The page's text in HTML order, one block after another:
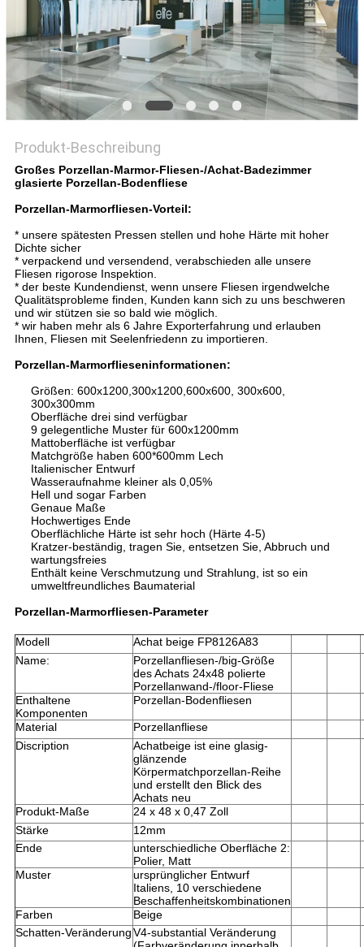
Produkt-Beschreibung
Großes Porzellan-Marmor-Fliesen-/Achat-Badezimmer
glasierte Porzellan-Bodenfliese
Porzellan-Marmorfliesen-Vorteil:
* unsere spätesten Pressen stellen und hohe Härte mit hoher
Dichte sicher
* verpackend und versendend, verabschieden alle unsere
Fliesen rigorose Inspektion.
* der beste Kundendienst, wenn unsere Fliesen irgendwelche
Qualitätsprobleme finden, Kunden kann sich zu uns beschweren
und wir stützen sie so bald wie möglich.
* wir haben mehr als 6 Jahre Exporterfahrung und erlauben
Ihnen, Fliesen mit Seelenfriedenn zu importieren.
Porzellan-Marmorflieseninformationen:
Größen: 600x1200,300x1200,600x600, 300x600,
300x300mm
Oberfläche drei sind verfügbar
9 gelegentliche Muster für 600x1200mm
Mattoberfläche ist verfügbar
Matchgröße haben 600*600mm Lech
Italienischer Entwurf
Wasseraufnahme kleiner als 0,05%
Hell und sogar Farben
Genaue Maße
Hochwertiges Ende
Oberflächliche Härte ist sehr hoch (Härte 4-5)
Kratzer-beständig, tragen Sie, entsetzen Sie, Abbruch und
wartungsfreies
Enthält keine Verschmutzung und Strahlung, ist so ein
umweltfreundliches Baumaterial
Porzellan-Marmorfliesen-Parameter
Modell
Achat beige FP8126A83
Name:
Porzellanfliesen-/big-Größe
des Achats 24x48 polierte
Porzellanwand-/floor-Fliese
Enthaltene
Komponenten
Porzellan-Bodenfliesen
Material
Porzellanfliese
Discription
Achatbeige ist eine glasig-
glänzende
Körpermatchporzellan-Reihe
und erstellt den Blick des
Achats neu
Produkt-Maße
24 x 48 x 0,47 Zoll
Stärke
12mm
Ende
unterschiedliche Oberfläche 2:
Polier, Matt
Muster
ursprünglicher Entwurf
Italiens, 10 verschiedene
Beschaffenheitskombinationen
Farben
Beige
Schatten-VeränderungV4-substantial Veränderung